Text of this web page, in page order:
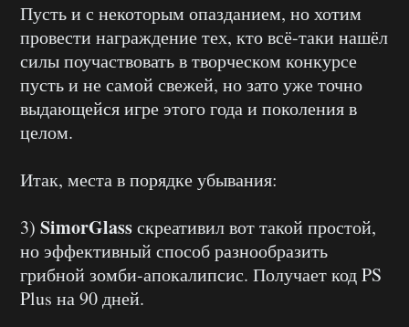
Пусть и с некоторым опазданием, но хотим
провести награждение тех, кто всё-таки нашёл
силы поучаствовать в творческом конкурсе
пусть и не самой свежей, но зато уже точно
выдающейся игре этого года и поколения в
целом.
Итак, места в порядке убывания:
3) SimorGlassскреативил вот такой простой,
но эффективный способ разнообразить
грибной зомби-апокалипсис. Получает код PS
Plus на 90 дней.